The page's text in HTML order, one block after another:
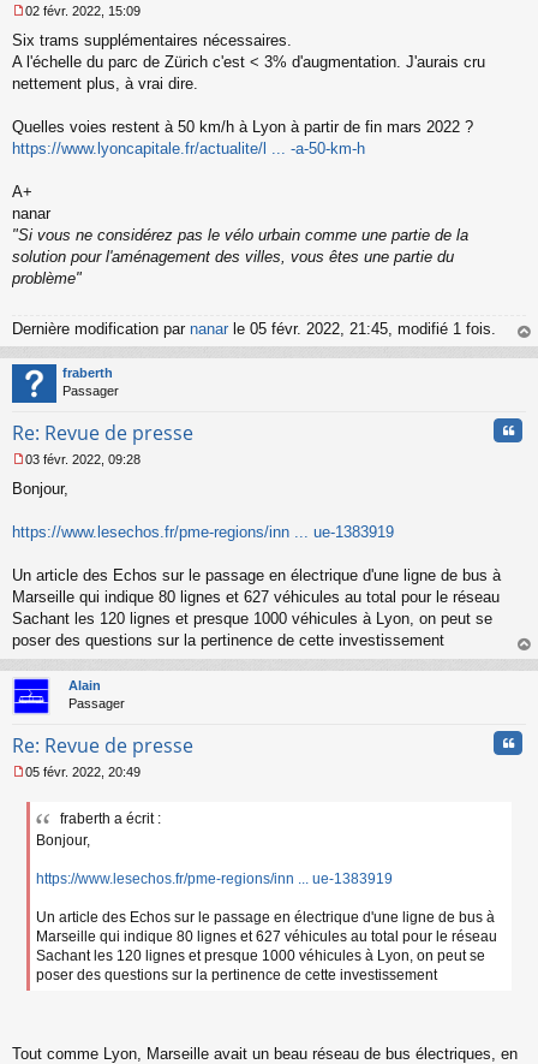
e
s
s
e
n
n
u
02 févr. 2022, 15:09
Six trams supplémentaires nécessaires.
A l'échelle du parc de Zürich c'est < 3% d'augmentation. J'aurais cru
nettement plus, à vrai dire.
Quelles voies restent à 50 km/h à Lyon à partir de fin mars 2022 ?
https://www.lyoncapitale.fr/actualite/l ... -a-50-km-h
A+
nanar
"Si vous ne considérez pas le vélo urbain comme une partie de la
solution pour l'aménagement des villes, vous êtes une partie du
problème"
Dernière modification par nanar le 05 févr. 2022, 21:45, modifié 1 fois.
au
fraberth
Passager
Re: Revue de presse
e
s
a
e
n
o
n
u
03 févr. 2022, 09:28
Bonjour,
https://www.lesechos.fr/pme-regions/inn ... ue-1383919
Un article des Echos sur le passage en électrique d'une ligne de bus à
Marseille qui indique 80 lignes et 627 véhicules au total pour le réseau
Sachant les 120 lignes et presque 1000 véhicules à Lyon, on peut se
poser des questions sur la pertinence de cette investissement
au
Alain
Passager
Re: Revue de presse
e
05 févr. 2022, 20:49
fraberth a écrit :
Bonjour,
https://www.lesechos.fr/pme-regions/inn ... ue-1383919
Un article des Echos sur le passage en électrique d'une ligne de bus à
Marseille qui indique 80 lignes et 627 véhicules au total pour le réseau
Sachant les 120 lignes et presque 1000 véhicules à Lyon, on peut se
poser des questions sur la pertinence de cette investissement
Tout comme Lyon, Marseille avait un beau réseau de bus électriques, en